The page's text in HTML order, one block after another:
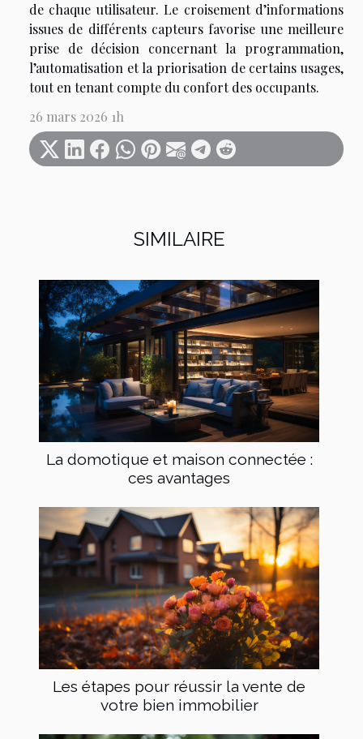
SIMILAIRE
La domotique et maison connectée :
ces avantages
Les étapes pour réussir la vente de
votre bien immobilier
de chaque utilisateur. Le croisement d’informations
issues de différents capteurs favorise une meilleure
prise de décision concernant la programmation,
l’automatisation et la priorisation de certains usages,
tout en tenant compte du confort des occupants.
26 mars 2026 1h